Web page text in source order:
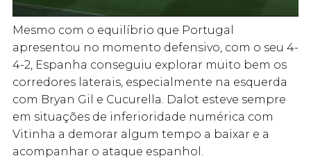
Mesmo com o equilíbrio que Portugal
apresentou no momento defensivo, com o seu 4-
4-2, Espanha conseguiu explorar muito bem os
corredores laterais, especialmente na esquerda
com Bryan Gil e Cucurella. Dalot esteve sempre
em situações de inferioridade numérica com
Vitinha a demorar algum tempo a baixar e a
acompanhar o ataque espanhol.